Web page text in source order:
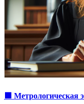
🟩 Метрологическая